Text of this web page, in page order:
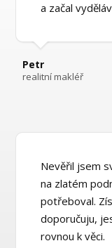
a začal
Petr
realitní makléř
Nevěřil jsem
na zlatém
potřeboval.
doporučuju,
rovnou k věci.